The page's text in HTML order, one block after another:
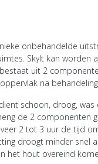
onbehandelde
Skylt kan
uit 2
na
schoon, droog,
de 2
2 tot 3 uur de tijd
droogt minder
hout overeind